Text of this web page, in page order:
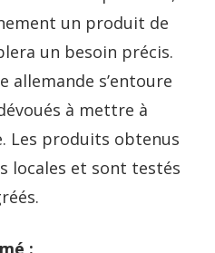
un produit de
un besoin précis.
allemande s’entoure
à mettre à
Les produits obtenus
locales et sont testés